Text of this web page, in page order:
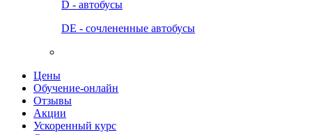
D - автобусы
DE - сочлененные автобусы
Цены
Обучение-онлайн
Отзывы
Акции
Ускоренный курс